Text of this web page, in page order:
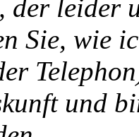
der leider
Sie, wie
und